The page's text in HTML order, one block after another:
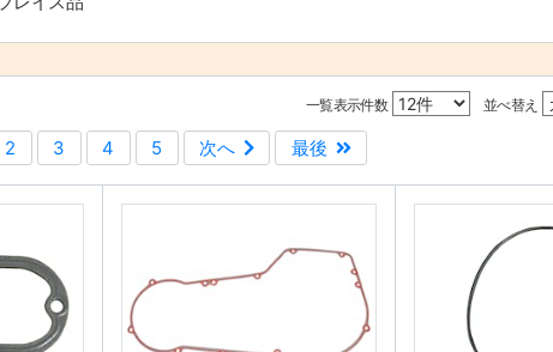
一覧表示件数 並べ替え
2 3 4 5 次へ 最後